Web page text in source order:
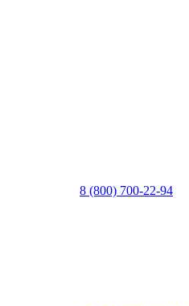
8 (800) 700-22-94